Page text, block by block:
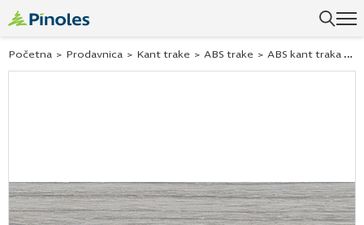
Početna > Prodavnica > Kant trake > ABS trake > ABS kant traka sivo nordijsko drvo 26089 42×2